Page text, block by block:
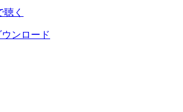
く
ンロード